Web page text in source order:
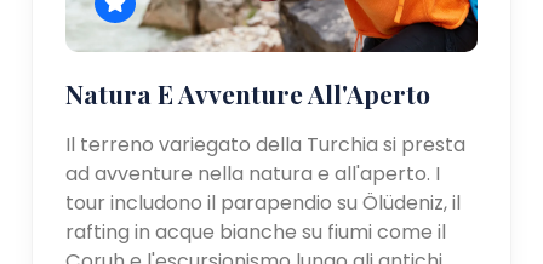
Natura E Avventure All'Aperto
Il terreno variegato della Turchia si presta
ad avventure nella natura e all'aperto. I
tour includono il parapendio su Ölüdeniz, il
rafting in acque bianche su fiumi come il